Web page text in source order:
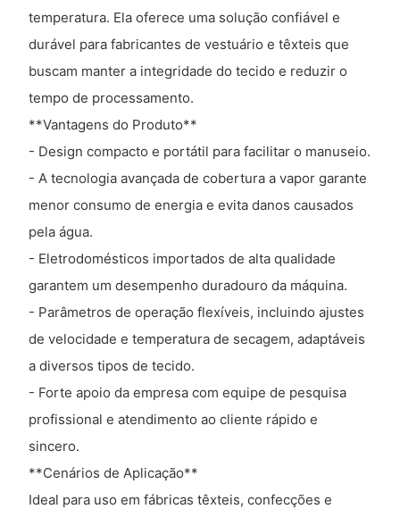
temperatura. Ela oferece uma solução confiável e
durável para fabricantes de vestuário e têxteis que
buscam manter a integridade do tecido e reduzir o
tempo de processamento.
**Vantagens do Produto**
- Design compacto e portátil para facilitar o manuseio.
- A tecnologia avançada de cobertura a vapor garante
menor consumo de energia e evita danos causados ​​
pela água.
- Eletrodomésticos importados de alta qualidade
garantem um desempenho duradouro da máquina.
- Parâmetros de operação flexíveis, incluindo ajustes
de velocidade e temperatura de secagem, adaptáveis ​​
a diversos tipos de tecido.
- Forte apoio da empresa com equipe de pesquisa
profissional e atendimento ao cliente rápido e
sincero.
**Cenários de Aplicação**
Ideal para uso em fábricas têxteis, confecções e